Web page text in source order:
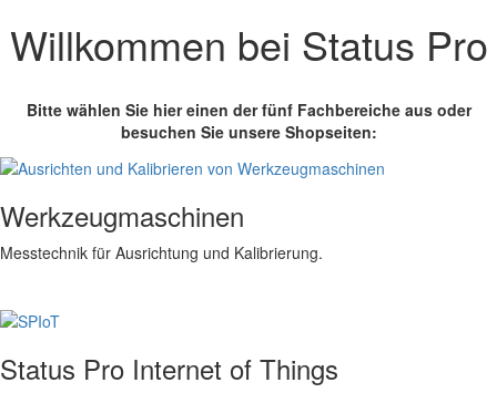
Willkommen bei Status Pro
Bitte wählen Sie hier einen der fünf Fachbereiche aus oder
besuchen Sie unsere Shopseiten:
Werkzeugmaschinen
Messtechnik für Ausrichtung und Kalibrierung.
Status Pro Internet of Things